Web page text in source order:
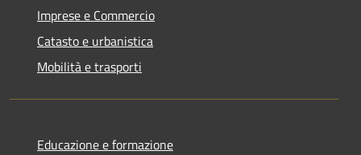
Imprese e Commercio
Catasto e urbanistica
Mobilità e trasporti
Educazione e formazione